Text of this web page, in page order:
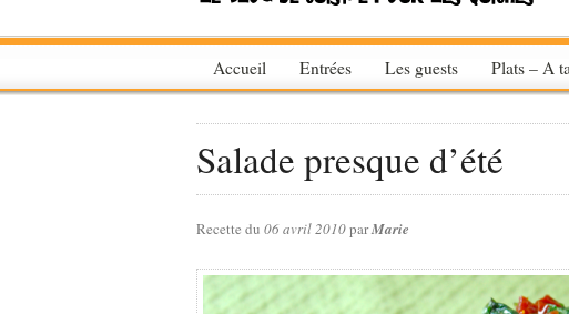
Accueil Entrées Les guests Plats – A
Salade presque d’été
Recette du 06 avril 2010parMarie